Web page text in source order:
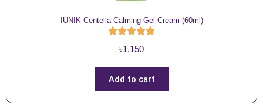
IUNIK Centella Calming Gel Cream (60ml)
৳1,150
Add to cart